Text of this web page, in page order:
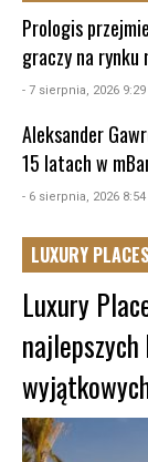
Prologis
graczy na
- 7 sierpnia, 2026
Aleksander
15 latach w
- 6 sierpnia, 2026
LUXURY
Luxury